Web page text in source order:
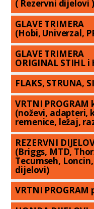
( Rezervni dijelovi )
GLAVE TRIMERA
(Hobi, Univerzal,
GLAVE TRIMERA
ORIGINAL STIHL i
FLAKS, STRUNA,
VRTNI PROGRAM
(noževi, adapteri,
remenice, ležaj,
REZERVNI
(Briggs, MTD,
Tecumseh,
dijelovi)
VRTNI PROGRAM